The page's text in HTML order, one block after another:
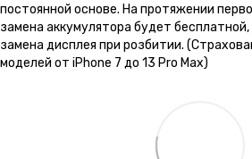
постоянной основе. На протяжении
замена аккумулятора будет
замена дисплея при розбитии.
моделей от iPhone 7 до 13 Pro Max)